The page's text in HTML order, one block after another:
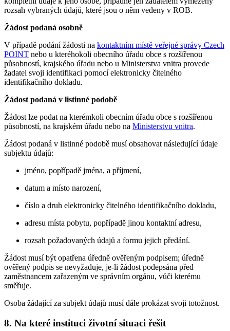
rozsah vybraných údajů, které jsou o něm vedeny v ROB.
Žádost podaná osobně
V případě podání žádosti na kontaktním místě veřejné správy Czech
POINT nebo u kteréhokoli obecního úřadu obce s rozšířenou
působností, krajského úřadu nebo u Ministerstva vnitra provede
žadatel svoji identifikaci pomocí elektronicky čitelného
identifikačního dokladu.
Žádost podaná v listinné podobě
Žádost lze podat na kterémkoli obecním úřadu obce s rozšířenou
působností, na krajském úřadu nebo na Ministerstvu vnitra.
Žádost podaná v listinné podobě musí obsahovat následující údaje
subjektu údajů:
jméno, popřípadě jména, a příjmení,
datum a místo narození,
číslo a druh elektronicky čitelného identifikačního dokladu,
adresu místa pobytu, popřípadě jinou kontaktní adresu,
rozsah požadovaných údajů a formu jejich předání.
Žádost musí být opatřena úředně ověřeným podpisem; úředně
ověřený podpis se nevyžaduje, je-li žádost podepsána před
zaměstnancem zařazeným ve správním orgánu, vůči kterému
směřuje.
Osoba žádající za subjekt údajů musí dále prokázat svoji totožnost.
8. Na které instituci životní situaci řešit